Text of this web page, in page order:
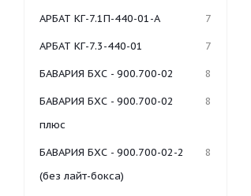
АРБАТ КГ-7.1П-440-01-А 7
АРБАТ КГ-7.3-440-01 7
БАВАРИЯ БХС - 900.700-02 8
БАВАРИЯ БХС - 900.700-02
плюс
8
БАВАРИЯ БХС - 900.700-02-2
(без лайт-бокса)
8